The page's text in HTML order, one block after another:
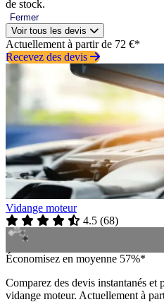
de stock.
Fermer
Voir tous les devis
Actuellement à partir de 72 €*
Recevez des devis
Vidange moteur
4.5 (68)
Économisez en moyenne 57%*
Comparez des devis instantanés
vidange moteur. Actuellement à